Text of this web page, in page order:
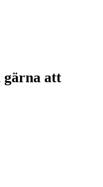
att